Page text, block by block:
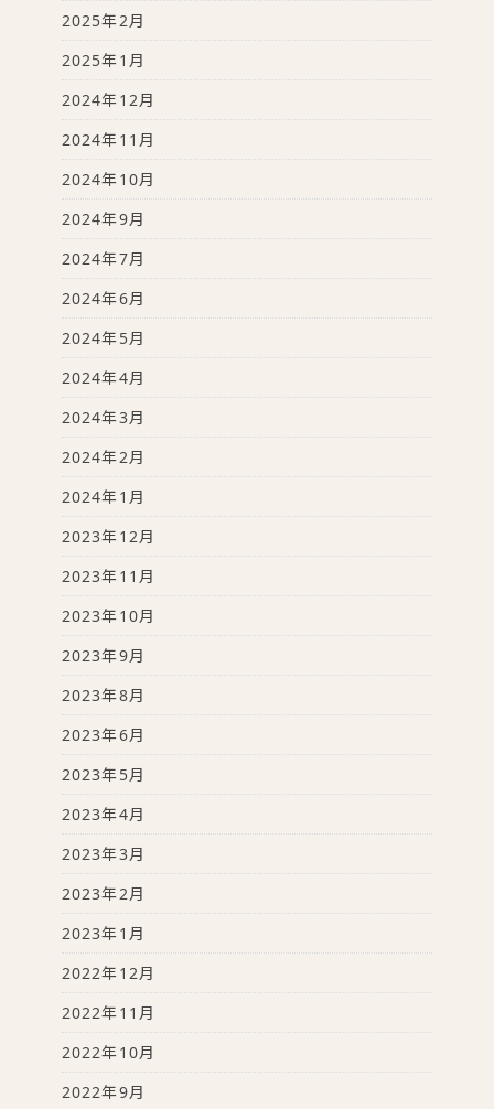
2025年2月
2025年1月
2024年12月
2024年11月
2024年10月
2024年9月
2024年7月
2024年6月
2024年5月
2024年4月
2024年3月
2024年2月
2024年1月
2023年12月
2023年11月
2023年10月
2023年9月
2023年8月
2023年6月
2023年5月
2023年4月
2023年3月
2023年2月
2023年1月
2022年12月
2022年11月
2022年10月
2022年9月